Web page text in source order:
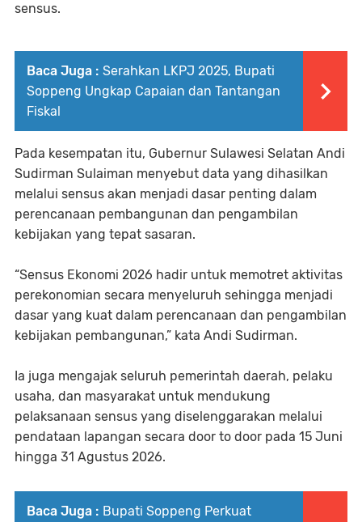
sensus.
Baca Juga : Serahkan LKPJ 2025, Bupati
Soppeng Ungkap Capaian dan Tantangan
Fiskal
Pada kesempatan itu, Gubernur Sulawesi Selatan Andi
Sudirman Sulaiman menyebut data yang dihasilkan
melalui sensus akan menjadi dasar penting dalam
perencanaan pembangunan dan pengambilan
kebijakan yang tepat sasaran.
“Sensus Ekonomi 2026 hadir untuk memotret aktivitas
perekonomian secara menyeluruh sehingga menjadi
dasar yang kuat dalam perencanaan dan pengambilan
kebijakan pembangunan,” kata Andi Sudirman.
Ia juga mengajak seluruh pemerintah daerah, pelaku
usaha, dan masyarakat untuk mendukung
pelaksanaan sensus yang diselenggarakan melalui
pendataan lapangan secara door to door pada 15 Juni
hingga 31 Agustus 2026.
Baca Juga : Bupati Soppeng Perkuat